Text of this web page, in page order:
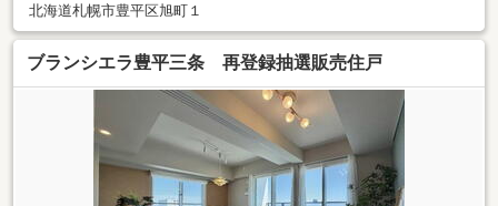
北海道札幌市豊平区旭町１
ブランシエラ豊平三条 再登録抽選販売住戸